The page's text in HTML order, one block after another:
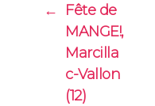
←
Fête de
MANGE!,
Marcilla
c-Vallon
(12)